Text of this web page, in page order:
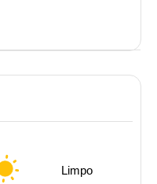
Limpo